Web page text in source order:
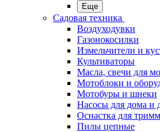
Еще
Садовая техника
Воздуходувки
Газонокосилки
Измельчители и
Культиваторы
Масла, свечи для
Мотоблоки и
Мотобуры и шнеки
Насосы для дома и
Оснастка для
Пилы цепные